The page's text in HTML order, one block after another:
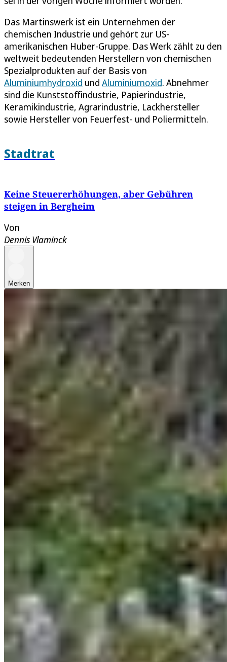
Das Martinswerk ist ein Unternehmen der
chemischen Industrie und gehört zur US-
amerikanischen Huber-Gruppe. Das Werk zählt zu den
weltweit bedeutenden Herstellern von chemischen
Spezialprodukten auf der Basis von
Aluminiumhydroxid und Aluminiumoxid. Abnehmer
sind die Kunststoffindustrie, Papierindustrie,
Keramikindustrie, Agrarindustrie, Lackhersteller
sowie Hersteller von Feuerfest- und Poliermitteln.
Stadtrat
Keine Steuererhöhungen, aber Gebühren
steigen in Bergheim
Von
Dennis Vlaminck
Merken